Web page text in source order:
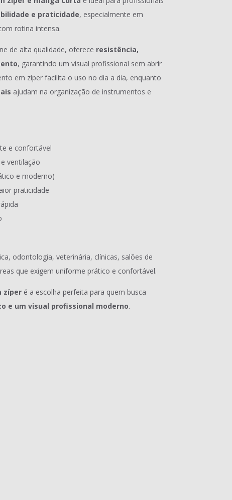
e praticidade, especialmente em
rotina intensa.
de alta qualidade, oferece resistência,
, garantindo um visual profissional sem abrir
em zíper facilita o uso no dia a dia, enquanto
ajudam na organização de instrumentos e
e confortável
ventilação
e moderno)
praticidade
odontologia, veterinária, clínicas, salões de
que exigem uniforme prático e confortável.
zíperé a escolha perfeita para quem busca
e um visual profissional moderno.